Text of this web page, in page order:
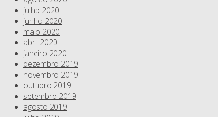
julho 2020
junho 2020
maio 2020
abril 2020
janeiro 2020
dezembro 2019
novembro 2019
outubro 2019
setembro 2019
agosto 2019